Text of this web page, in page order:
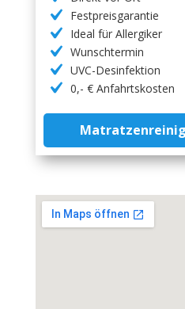
Festpreisgarantie
Ideal für Allergiker
Wunschtermin
UVC-Desinfektion
0,- € Anfahrtskosten